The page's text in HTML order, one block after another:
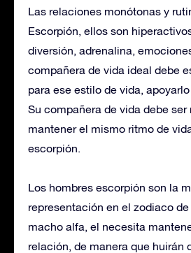
Las relaciones monótonas y
Escorpión, ellos son
diversión, adrenalina,
compañera de vida ideal debe
para ese estilo de vida,
Su compañera de vida debe
mantener el mismo ritmo de
escorpión.
Los hombres escorpión son la
representación en el zodiaco
macho alfa, el necesita
relación, de manera que huirán